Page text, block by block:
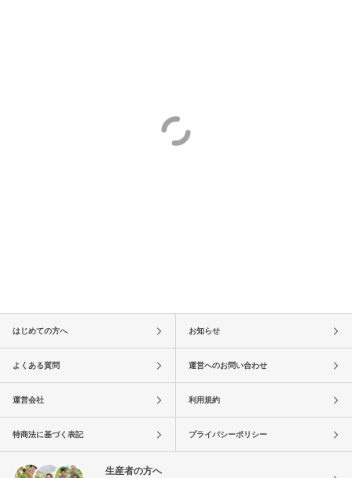
はじめての方へ お知らせ
よくある質問 運営へのお問い合わせ
運営会社 利用規約
特商法に基づく表記 プライバシーポリシー
生産者の方へ